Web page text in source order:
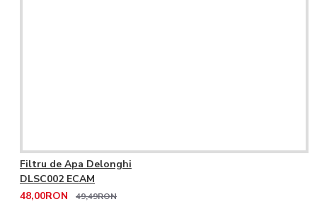
Filtru de Apa Delonghi
DLSC002 ECAM
48,00RON
49,49RON